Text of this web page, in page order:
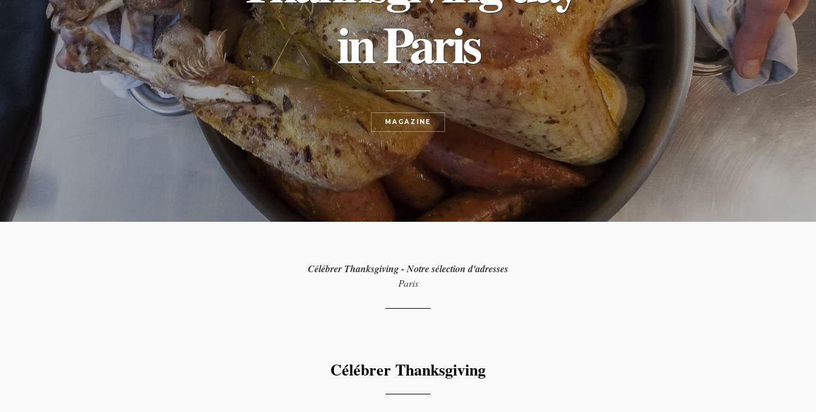
in Paris
MAGAZINE
Célébrer Thanksgiving - Notre sélection d'adresses
Paris
Célébrer Thanksgiving